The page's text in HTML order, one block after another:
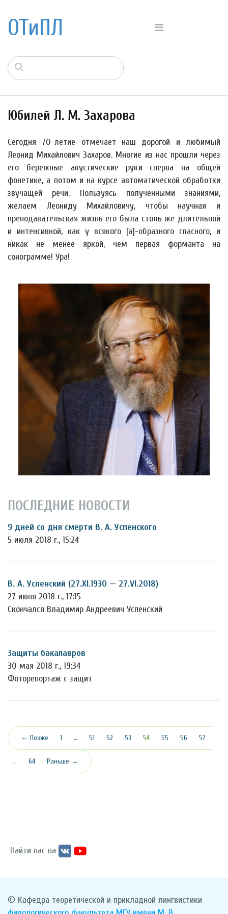
ОТиПЛ
Юбилей Л. М. Захарова
Сегодня 70-летие отмечает наш дорогой и любимый
Леонид Михайлович Захаров. Многие из нас прошли через
его бережные акустические руки сперва на общей
фонетике, а потом и на курсе автоматической обработки
звучащей речи. Пользуясь полученными знаниями,
желаем Леониду Михайловичу, чтобы научная и
преподавательская жизнь его была столь же длительной
и интенсивной, как у всякого [а]-образного гласного, и
никак не менее яркой, чем первая форманта на
сонограмме! Ура!
ПОСЛЕДНИЕ НОВОСТИ
9 дней со дня смерти В. А. Успенского
5 июля 2018 г., 15:24
В. А. Успенский (27.XI.1930 — 27.VI.2018)
27 июня 2018 г., 17:15
Скончался Владимир Андреевич Успенский
Защиты бакалавров
30 мая 2018 г., 19:34
Фоторепортаж с защит
← Позже 1 … 51 52 53 54(текущая)
55 56 57
… 64 Раньше →
Найти нас на
© Кафедра теоретической и прикладной лингвистики